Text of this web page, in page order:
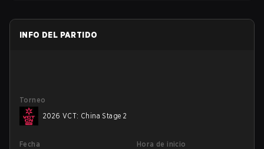
INFO DEL PARTIDO
Torneo
2026 VCT: China Stage 2
Fecha
Hora de inicio